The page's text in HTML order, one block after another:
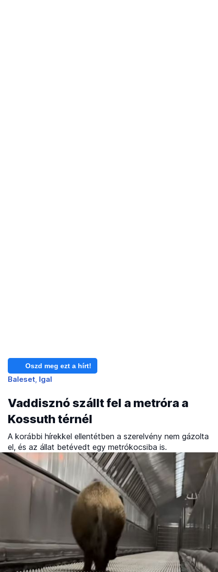
Oszd meg ezt a hírt!
Baleset Igal
Vaddisznó szállt fel a metróra a
Kossuth térnél
A korábbi hírekkel ellentétben a szerelvény nem gázolta
el, és az állat betévedt egy metrókocsiba is.